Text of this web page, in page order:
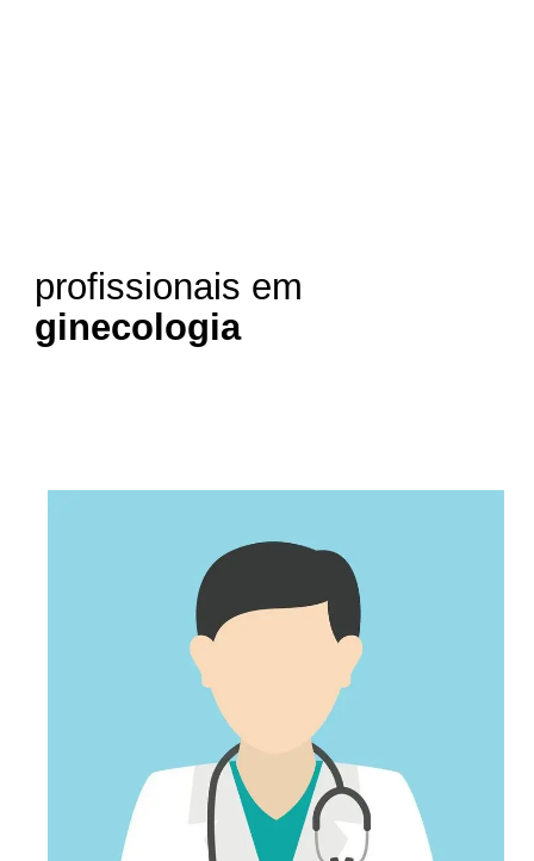
profissionais em
ginecologia